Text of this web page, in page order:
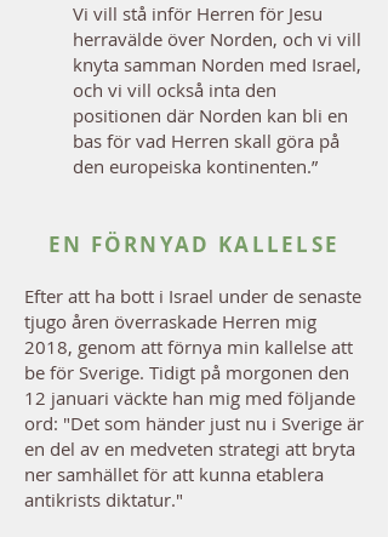
Vi vill stå inför Herren för Jesu
herravälde över Norden, och vi vill
knyta samman Norden med Israel,
och vi vill också inta den
positionen där Norden kan bli en
bas för vad Herren skall göra på
den europeiska kontinenten.”
EN FÖRNYAD KALLELSE
Efter att ha bott i Israel under de senaste
tjugo åren överraskade Herren mig
2018, genom att förnya min kallelse att
be för Sverige. Tidigt på morgonen den
12 januari väckte han mig med följande
ord: "Det som händer just nu i Sverige är
en del av en medveten strategi att bryta
ner samhället för att kunna etablera
antikrists diktatur."